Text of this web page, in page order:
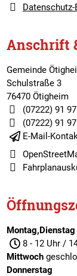
Anschrift
Gemeinde
Schulstraße 3
76470 Ötigheim
(07222) 91
(07222) 91
E-Mail-
Montag,Dienstag
8 - 12 Uhr /
Mittwoch
Donnerstag